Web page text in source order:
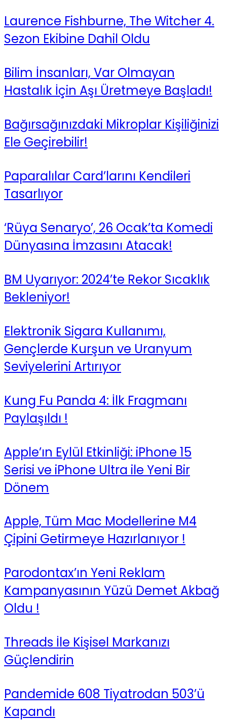
Laurence Fishburne, The Witcher 4.
Sezon Ekibine Dahil Oldu
Bilim İnsanları, Var Olmayan
Hastalık İçin Aşı Üretmeye Başladı!
Bağırsağınızdaki Mikroplar Kişiliğinizi
Ele Geçirebilir!
Paparalılar Card’larını Kendileri
Tasarlıyor
‘Rüya Senaryo’, 26 Ocak’ta Komedi
Dünyasına İmzasını Atacak!
BM Uyarıyor: 2024’te Rekor Sıcaklık
Bekleniyor!
Elektronik Sigara Kullanımı,
Gençlerde Kurşun ve Uranyum
Seviyelerini Artırıyor
Kung Fu Panda 4: İlk Fragmanı
Paylaşıldı !
Apple’ın Eylül Etkinliği: iPhone 15
Serisi ve iPhone Ultra ile Yeni Bir
Dönem
Apple, Tüm Mac Modellerine M4
Çipini Getirmeye Hazırlanıyor !
Parodontax’ın Yeni Reklam
Kampanyasının Yüzü Demet Akbağ
Oldu !
Threads İle Kişisel Markanızı
Güçlendirin
Pandemide 608 Tiyatrodan 503’ü
Kapandı